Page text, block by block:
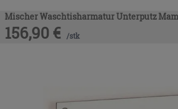
Mischer Waschtisharmatur Unterputz
156,90 € /stk